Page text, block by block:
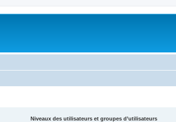
Niveaux des utilisateurs et groupes d’utilisateurs